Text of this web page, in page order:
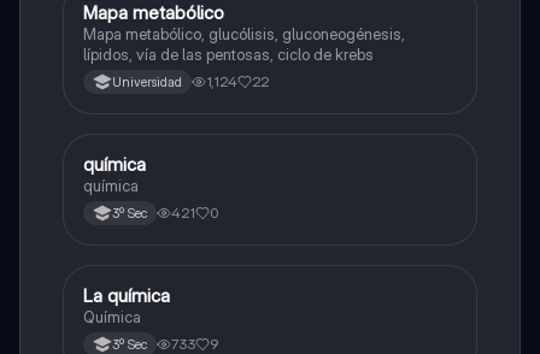
Biología
Mapa metabólico
Mapa metabólico, glucólisis, gluconeogénesis,
lípidos, vía de las pentosas, ciclo de krebs
Universidad 1,124 22
Química
química
química
3º Sec 421 0
Química
La química
Química
3º Sec 733 9